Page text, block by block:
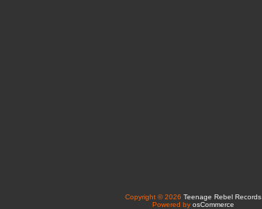
Copyright © 2026 Teenage Rebel Records
Powered by osCommerce